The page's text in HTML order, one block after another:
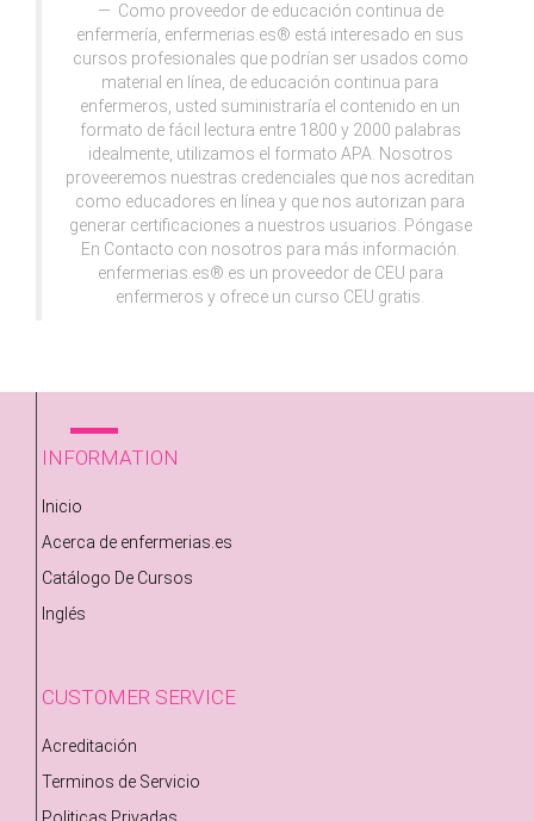
Como proveedor de educación continua de
enfermería, enfermerias.es® está interesado en sus
cursos profesionales que podrían ser usados como
material en línea, de educación continua para
enfermeros, usted suministraría el contenido en un
formato de fácil lectura entre 1800 y 2000 palabras
idealmente, utilizamos el formato APA. Nosotros
proveeremos nuestras credenciales que nos acreditan
como educadores en línea y que nos autorizan para
generar certificaciones a nuestros usuarios. Póngase
En Contacto con nosotros para más información.
enfermerias.es® es un proveedor de CEU para
enfermeros y ofrece un curso CEU gratis.
INFORMATION
Inicio
Acerca de enfermerias.es
Catálogo De Cursos
Inglés
CUSTOMER SERVICE
Acreditación
Terminos de Servicio